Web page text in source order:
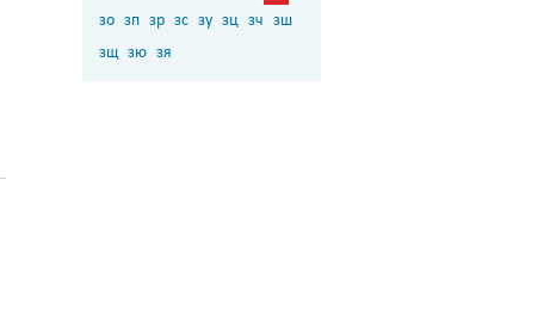
зо зп зр зс зу зц зч зш
зщ зю зя